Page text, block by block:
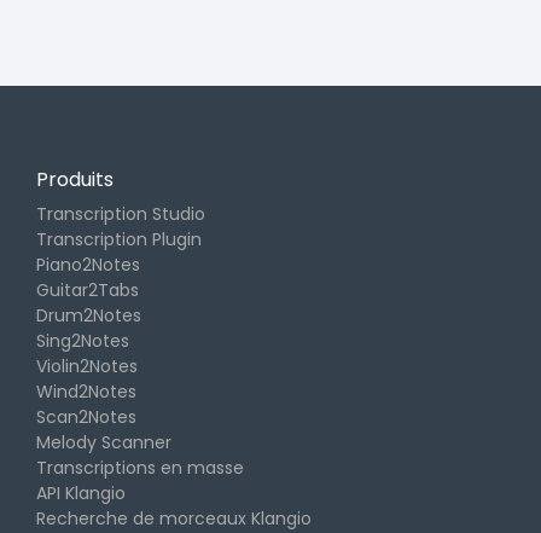
Produits
Transcription Studio
Transcription Plugin
Piano2Notes
Guitar2Tabs
Drum2Notes
Sing2Notes
Violin2Notes
Wind2Notes
Scan2Notes
Melody Scanner
Transcriptions en masse
API Klangio
Recherche de morceaux Klangio